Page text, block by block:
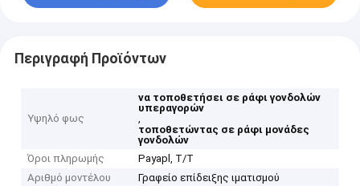
Περιγραφή Προϊόντων
Υψηλό φως
να τοποθετήσει σε ράφι γονδολών
υπεραγορών
,
τοποθετώντας σε ράφι μονάδες
γονδολών
Όροι πληρωμής
Payapl, T/T
Αριθμό μοντέλου
Γραφείο επίδειξης ιματισμού